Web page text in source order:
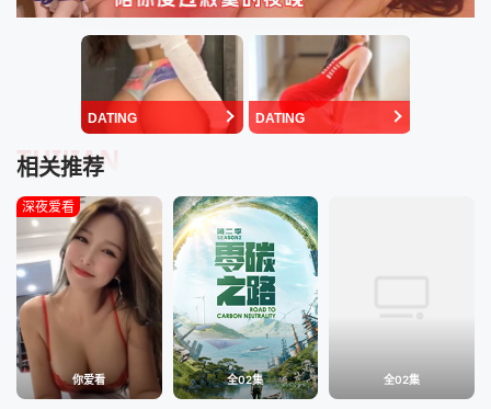
DATING DATING
相关推荐
TUIJIAN
你爱看
深夜爱看
全02集 全02集